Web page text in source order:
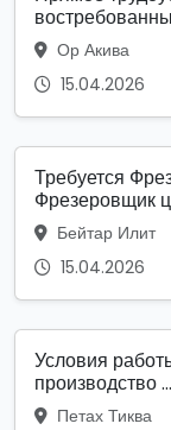
Ор Акива
15.04.2026
Требуется
Фрезеровщик
Бейтар Илит
15.04.2026
Условия
производство ...
Петах Тиква